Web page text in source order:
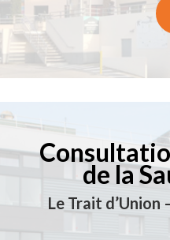
de la
Le Trait d’Union